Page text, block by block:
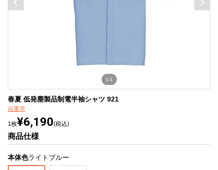
1/1
春夏 低発塵製品制電半袖シャツ 921
自重堂
1枚¥6,190(税込)
商品仕様
本体色ライトブルー